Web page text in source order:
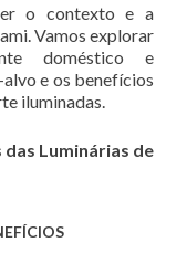
o contexto e a
Vamos explorar
doméstico e
e os benefícios
iluminadas.
Luminárias de